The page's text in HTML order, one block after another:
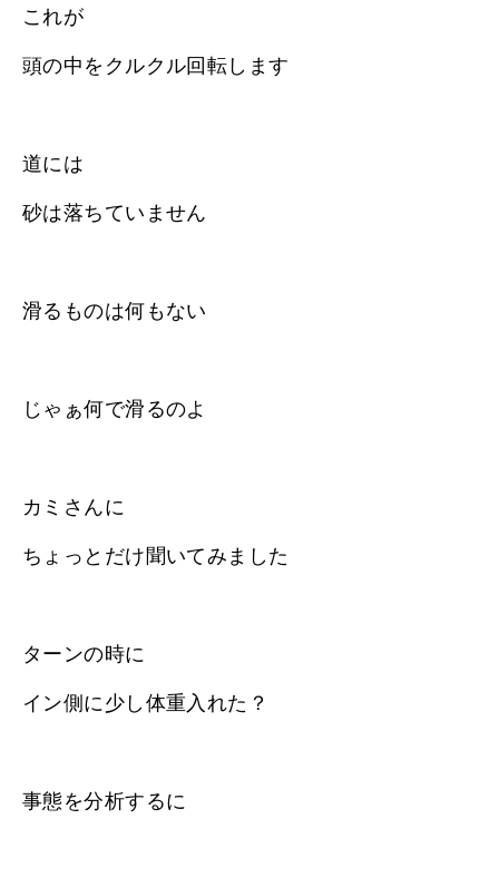
これが
頭の中をクルクル回転します
道には
砂は落ちていません
滑るものは何もない
じゃぁ何で滑るのよ
カミさんに
ちょっとだけ聞いてみました
ターンの時に
イン側に少し体重入れた？
事態を分析するに